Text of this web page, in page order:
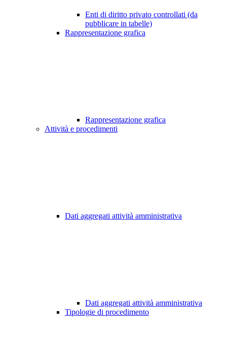
Enti di diritto privato controllati (da
pubblicare in tabelle)
Rappresentazione grafica
Rappresentazione grafica
Attività e procedimenti
Dati aggregati attività amministrativa
Dati aggregati attività amministrativa
Tipologie di procedimento